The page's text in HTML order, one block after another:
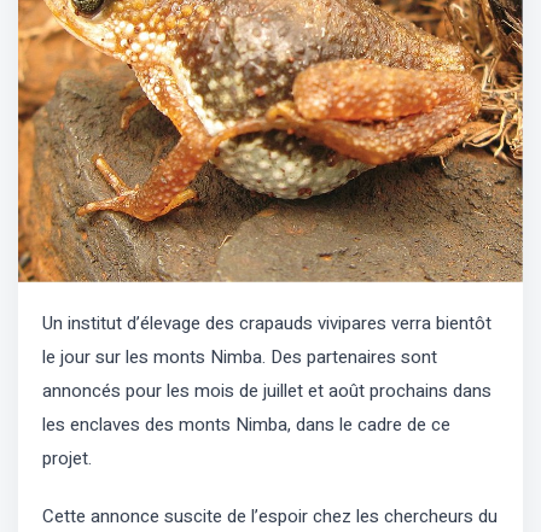
Un institut d’élevage des crapauds vivipares verra bientôt
le jour sur les monts Nimba. Des partenaires sont
annoncés pour les mois de juillet et août prochains dans
les enclaves des monts Nimba, dans le cadre de ce
projet.
Cette annonce suscite de l’espoir chez les chercheurs du